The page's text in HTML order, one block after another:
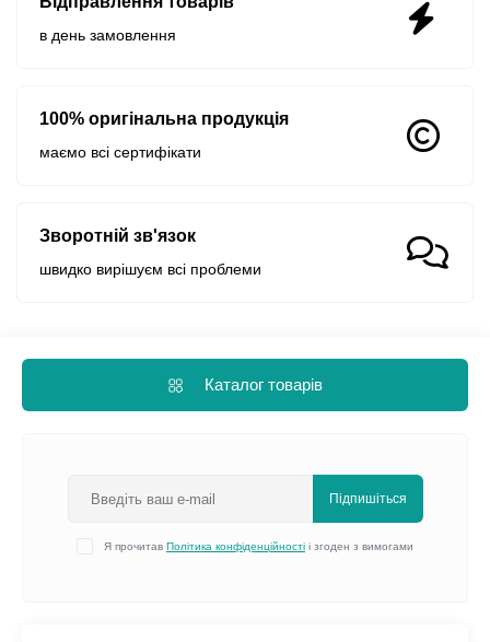
в день замовлення
100% оригінальна продукція
маємо всі сертифікати
Зворотній зв'язок
швидко вирішуєм всі проблеми
Каталог товарів
Підпишіться
Я прочитав Політика конфіденційності і згоден з вимогами